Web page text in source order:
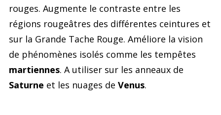
rouges. Augmente le contraste entre les
régions rougeâtres des différentes ceintures et
sur la Grande Tache Rouge. Améliore la vision
de phénomènes isolés comme les tempêtes
martiennes. A utiliser sur les anneaux de
Saturne et les nuages de Venus.